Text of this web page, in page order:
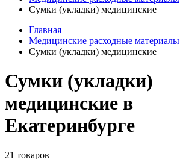
Сумки (укладки) медицинские
Главная
Медицинские расходные материалы
Сумки (укладки) медицинские
Сумки (укладки)
медицинские в
Екатеринбурге
21 товаров